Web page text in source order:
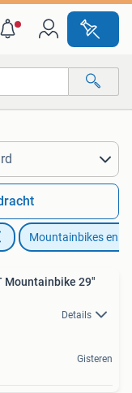
Mountainbikes en
Mountainbike 29"
Details
Gisteren